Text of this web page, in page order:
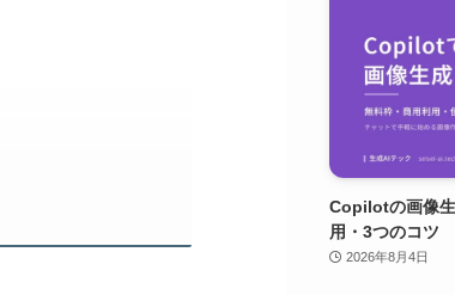
Copilotの画像
用・3つのコツ
2026年8月4日